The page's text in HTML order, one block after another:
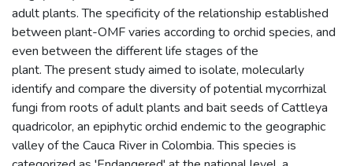
adult plants. The specificity of the relationship established
between plant-OMF varies according to orchid species, and
even between the different life stages of the
plant. The present study aimed to isolate, molecularly
identify and compare the diversity of potential mycorrhizal
fungi from roots of adult plants and bait seeds of Cattleya
quadricolor, an epiphytic orchid endemic to the geographic
valley of the Cauca River in Colombia. This species is